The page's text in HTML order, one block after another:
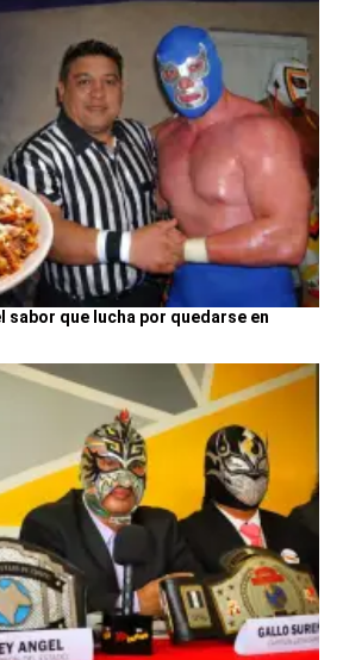
sabor que lucha por quedarse en